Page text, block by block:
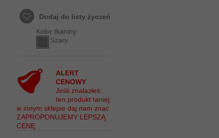
Dodaj do listy życzeń
Kolor tkaniny:
Szary
ALERT
CENOWY
Jeśli znalazłeś
ten produkt taniej
w innym sklepie daj nam znać
ZAPROPONUJEMY LEPSZĄ
CENĘ